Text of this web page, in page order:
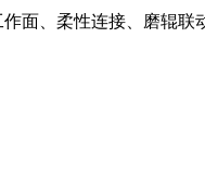
面、柔性连接、磨辊